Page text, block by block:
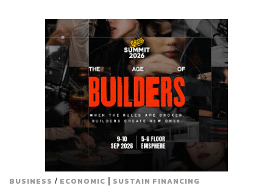
BUSINESS / ECONOMIC | SUSTAIN FINANCING